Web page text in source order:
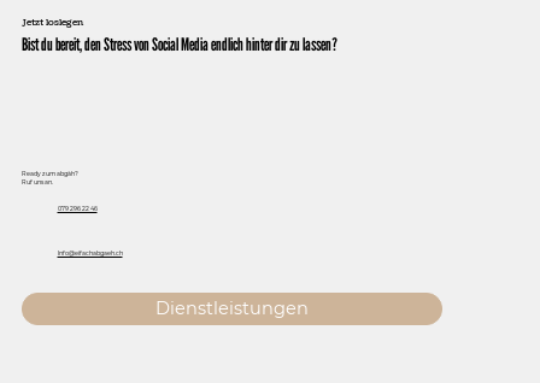
Jetzt loslegen
Bist du bereit, den Stress von Social Media endlich hinter dir zu lassen?
Ready zum abgäh?
Ruf uns an.
079 296 22 46
Info@eifachabgaeh.ch
Dienstleistungen